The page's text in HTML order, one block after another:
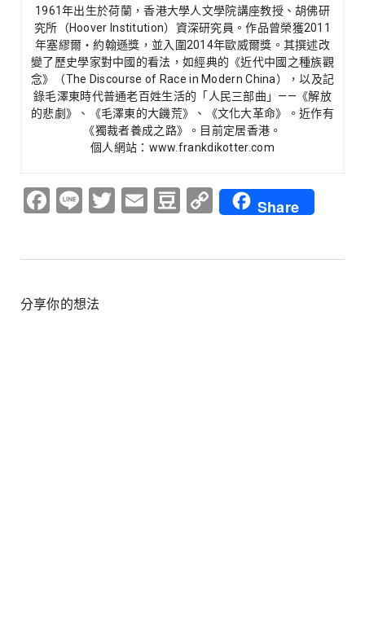
1961年出生於荷蘭，香港大學人文學院講座教授、胡佛研
究所（Hoover Institution）資深研究員。作品曾榮獲2011
年塞繆爾‧約翰遜獎，並入圍2014年歐威爾獎。其撰述改
變了歷史學家對中國的看法，如經典的《近代中國之種族觀
念》（The Discourse of Race in Modern China），以及記
錄毛澤東時代普通老百姓生活的「人民三部曲」——《解放
的悲劇》、《毛澤東的大饑荒》、《文化大革命》。近作有
《獨裁者養成之路》。目前定居香港。
個人網站：www.frankdikotter.com
Facebook
LineTwitter
EmailDouban
CopyShare
分享你的想法